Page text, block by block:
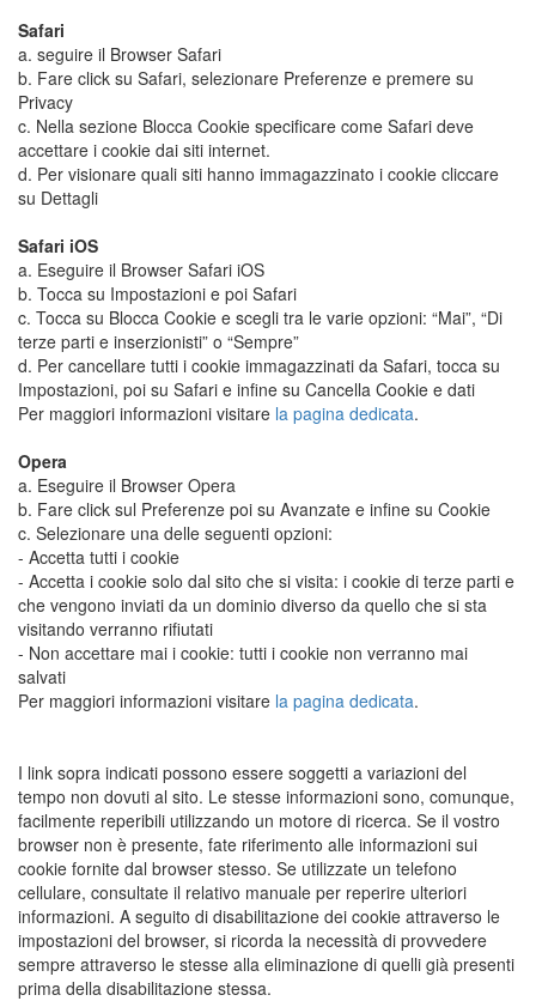
Safari
a. seguire il Browser Safari
b. Fare click su Safari, selezionare Preferenze e premere su
Privacy
c. Nella sezione Blocca Cookie specificare come Safari deve
accettare i cookie dai siti internet.
d. Per visionare quali siti hanno immagazzinato i cookie cliccare
su Dettagli
Safari iOS
a. Eseguire il Browser Safari iOS
b. Tocca su Impostazioni e poi Safari
c. Tocca su Blocca Cookie e scegli tra le varie opzioni: “Mai”, “Di
terze parti e inserzionisti” o “Sempre”
d. Per cancellare tutti i cookie immagazzinati da Safari, tocca su
Impostazioni, poi su Safari e infine su Cancella Cookie e dati
Per maggiori informazioni visitare la pagina dedicata.
Opera
a. Eseguire il Browser Opera
b. Fare click sul Preferenze poi su Avanzate e infine su Cookie
c. Selezionare una delle seguenti opzioni:
- Accetta tutti i cookie
- Accetta i cookie solo dal sito che si visita: i cookie di terze parti e
che vengono inviati da un dominio diverso da quello che si sta
visitando verranno rifiutati
- Non accettare mai i cookie: tutti i cookie non verranno mai
salvati
Per maggiori informazioni visitare la pagina dedicata.
I link sopra indicati possono essere soggetti a variazioni del
tempo non dovuti al sito. Le stesse informazioni sono, comunque,
facilmente reperibili utilizzando un motore di ricerca. Se il vostro
browser non è presente, fate riferimento alle informazioni sui
cookie fornite dal browser stesso. Se utilizzate un telefono
cellulare, consultate il relativo manuale per reperire ulteriori
informazioni. A seguito di disabilitazione dei cookie attraverso le
impostazioni del browser, si ricorda la necessità di provvedere
sempre attraverso le stesse alla eliminazione di quelli già presenti
prima della disabilitazione stessa.